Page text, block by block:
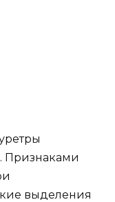
Признаками
выделения